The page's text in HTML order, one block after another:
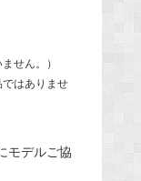
せん。）
はありませ
モデルご協